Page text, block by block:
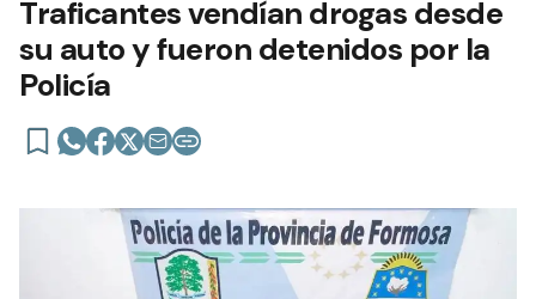
Traficantes vendían drogas desde
su auto y fueron detenidos por la
Policía